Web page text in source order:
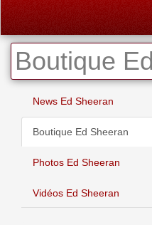
Boutique
News Ed Sheeran
Boutique Ed Sheeran
Photos Ed Sheeran
Vidéos Ed Sheeran